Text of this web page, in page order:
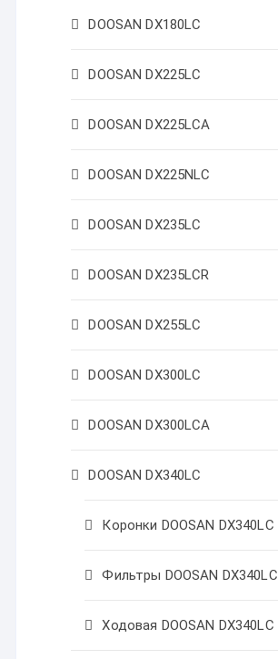
DOOSAN DX180LC
DOOSAN DX225LC
DOOSAN DX225LCA
DOOSAN DX225NLC
DOOSAN DX235LC
DOOSAN DX235LCR
DOOSAN DX255LC
DOOSAN DX300LC
DOOSAN DX300LCA
DOOSAN DX340LC
Коронки DOOSAN DX340LC
Фильтры DOOSAN DX340LC
Ходовая DOOSAN DX340LC